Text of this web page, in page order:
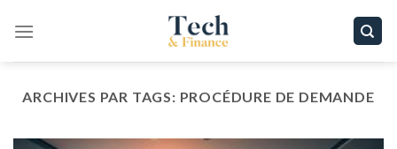
ARCHIVES PAR TAGS: PROCÉDURE DE DEMANDE